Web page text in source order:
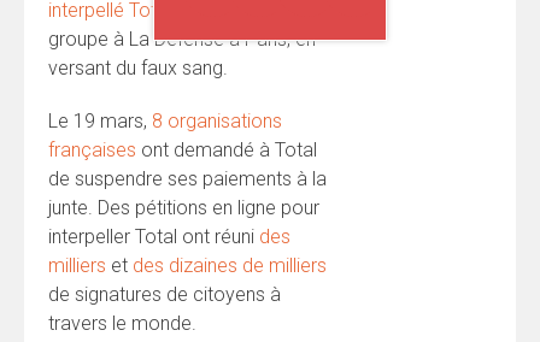
interpellé Total
groupe à La Défense à Paris, en
versant du faux sang.
Le 19 mars, 8 organisations
françaises ont demandé à Total
de suspendre ses paiements à la
junte. Des pétitions en ligne pour
interpeller Total ont réuni des
milliers et des dizaines de milliers
de signatures de citoyens à
travers le monde.